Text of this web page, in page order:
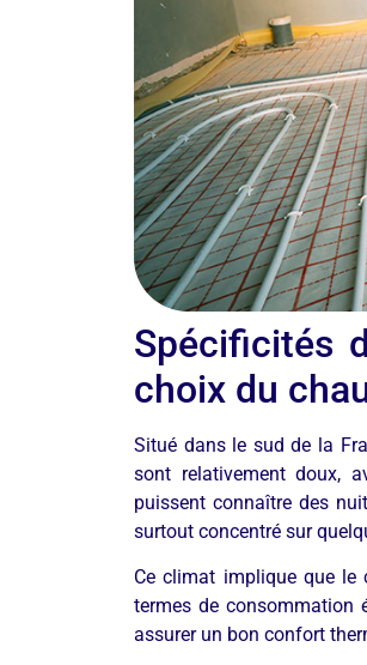
Spécificités
choix du
Situé dans le sud de la
sont relativement doux,
puissent connaître des
surtout concentré sur
Ce climat implique que
termes de consommation
assurer un bon confort